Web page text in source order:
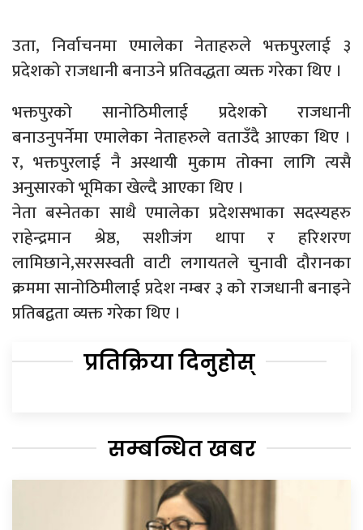
उता, निर्वाचनमा एमालेका नेताहरुले भक्तपुरलाई ३
प्रदेशको राजधानी बनाउने प्रतिवद्धता व्यक्त गरेका थिए ।
भक्तपुरको सानोठिमीलाई प्रदेशको राजधानी
बनाउनुपर्नेमा एमालेका नेताहरुले वताउँदै आएका थिए ।
र, भक्तपुरलाई नै अस्थायी मुकाम तोक्ना लागि त्यसै
अनुसारको भूमिका खेल्दै आएका थिए ।
नेता बस्नेतका साथै एमालेका प्रदेशसभाका सदस्यहरु
राहेन्द्रमान श्रेष्ठ, सशीजंग थापा र हरिशरण
लामिछाने,सरसस्वती वाटी लगायतले चुनावी दौरानका
क्रममा सानोठिमीलाई प्रदेश नम्बर ३ को राजधानी बनाइने
प्रतिबद्वता व्यक्त गरेका थिए ।
प्रतिक्रिया दिनुहोस्
सम्बन्धित खबर